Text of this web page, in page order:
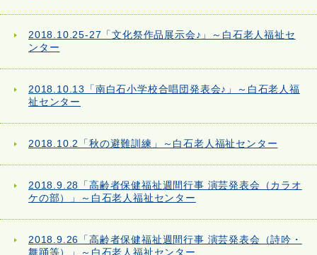
2018.10.25-27「文化祭作品展示会♪」～白石老人福祉セ
ンター
2018.10.13「南白石小学校合唱団発表会♪」～白石老人福
祉センター
2018.10.2「秋の避難訓練」～白石老人福祉センター
2018.9.28「高齢者保健福祉週間行事 演芸発表会（カラオ
ケの部）」～白石老人福祉センター
2018.9.26「高齢者保健福祉週間行事 演芸発表会（詩吟・
舞踊等）」～白石老人福祉センター